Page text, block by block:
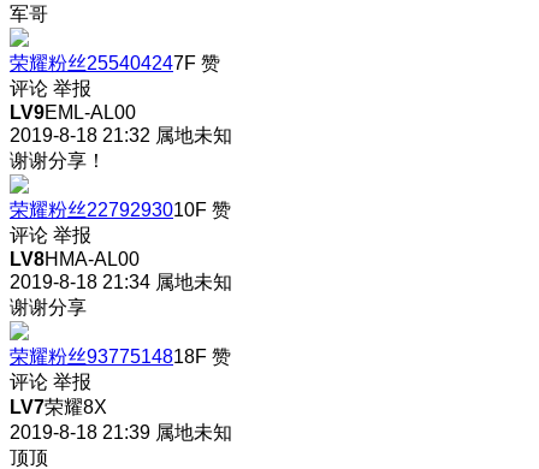
军哥
荣耀粉丝255404247F 赞
评论 举报
LV9EML-AL00
2019-8-18 21:32 属地未知
谢谢分享！
荣耀粉丝2279293010F 赞
评论 举报
LV8HMA-AL00
2019-8-18 21:34 属地未知
谢谢分享
荣耀粉丝9377514818F 赞
评论 举报
LV7荣耀8X
2019-8-18 21:39 属地未知
顶顶